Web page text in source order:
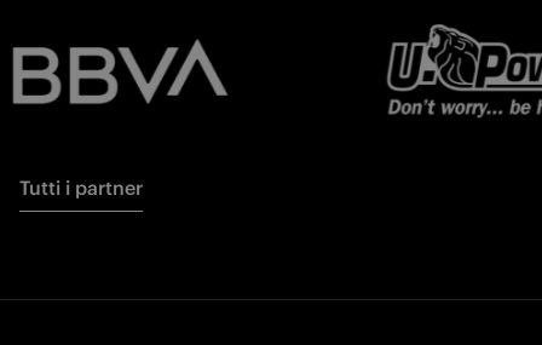
Tutti i partner